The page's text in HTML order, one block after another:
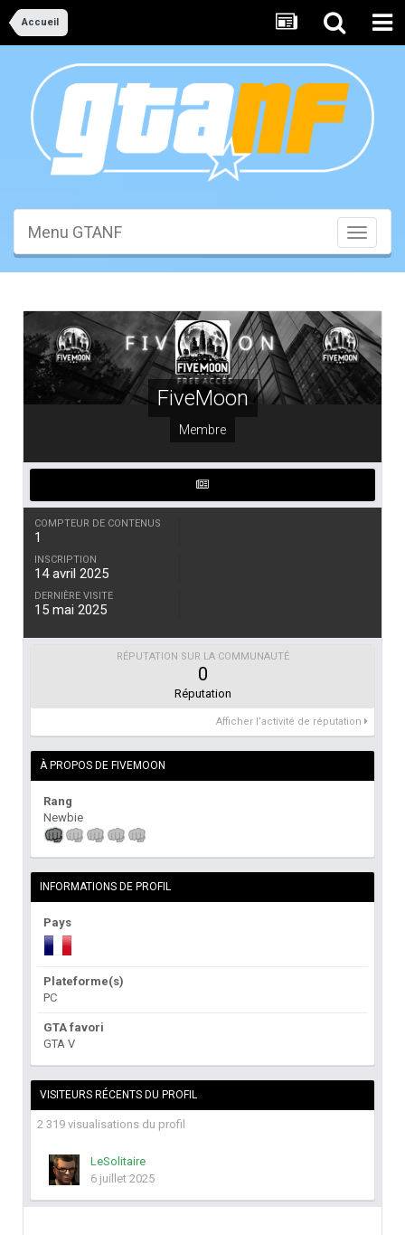
Accueil
Toggle
Menu GTANF
FiveMoon
Membre
COMPTEUR DE CONTENUS
1
INSCRIPTION
14 avril 2025
DERNIÈRE VISITE
15 mai 2025
RÉPUTATION SUR LA COMMUNAUTÉ
0
Réputation
Afficher l’activité de réputation
À PROPOS DE FIVEMOON
Rang
Newbie
INFORMATIONS DE PROFIL
Pays
Plateforme(s)
PC
GTA favori
GTA V
VISITEURS RÉCENTS DU PROFIL
2 319 visualisations du profil
LeSolitaire
6 juillet 2025